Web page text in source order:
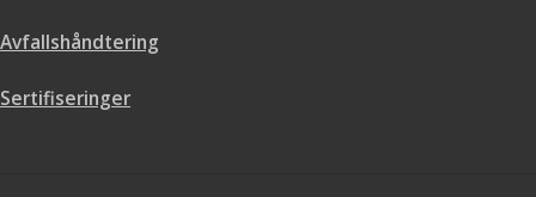
Avfallshåndtering
Sertifiseringer